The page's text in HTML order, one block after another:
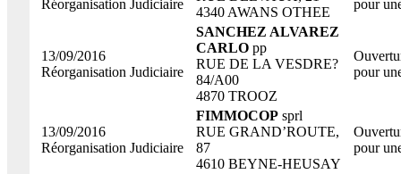
Réorganisation Judiciaire
4340 AWANS OTHEE
pour
13/09/2016
Réorganisation Judiciaire
SANCHEZ ALVAREZ
CARLO pp
RUE DE LA VESDRE?
84/A00
4870 TROOZ
pour
13/09/2016
Réorganisation Judiciaire
FIMMOCOP sprl
RUE GRAND’ROUTE,
87
4610 BEYNE-HEUSAY
pour